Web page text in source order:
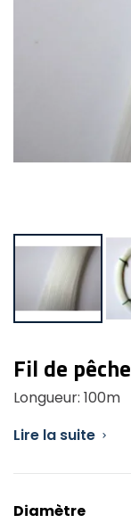
Fil de pêche
Longueur: 100m
Lire la suite

Diamètre